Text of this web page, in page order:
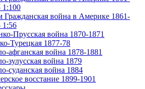
1:100
Гражданская война в Америке 1861-
1:56
Прусская война 1870-1871
Турецкая 1877-78
афганская война 1878-1881
зулусская война 1879
суданская война 1884
восстание 1899-1901